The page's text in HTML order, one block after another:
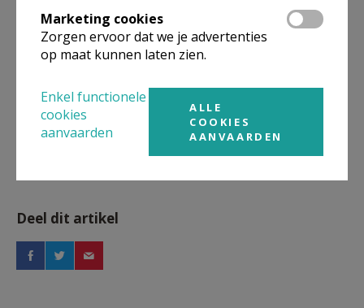
PE Sint-Maarten Koekelare-Ichtegem
Meer
Evenement
Deel dit artikel
Marketing cookies
Zorgen ervoor dat we je advertenties
op maat kunnen laten zien.
Enkel functionele
cookies
aanvaarden
ALLE
COOKIES
AANVAARDEN